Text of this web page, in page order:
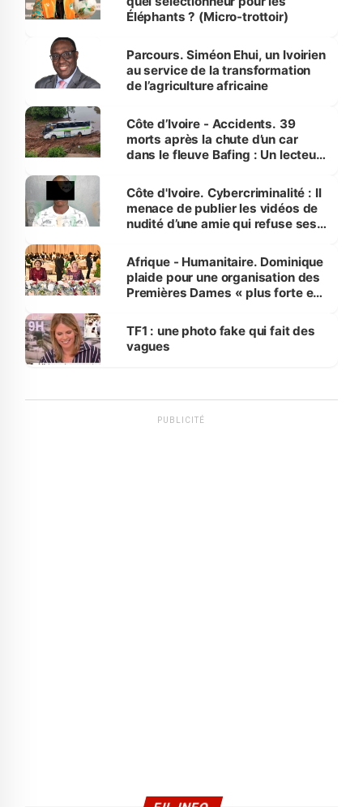
Éléphants ? (Micro-trottoir)
Parcours. Siméon Ehui, un Ivoirien
au service de la transformation
de l’agriculture africaine
Côte d’Ivoire - Accidents. 39
morts après la chute d’un car
dans le fleuve Bafing : Un lecteur
des Transports
Côte d'Ivoire. Cybercriminalité : Il
menace de publier les vidéos de
nudité d’une amie qui refuse ses
Afrique - Humanitaire. Dominique
plaide pour une organisation des
Premières Dames « plus forte et
sur la scène internationale »
TF1 : une photo fake qui fait des
vagues
PUBLICITÉ